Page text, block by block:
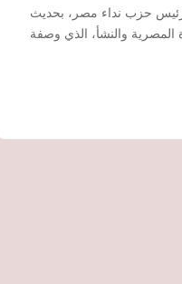
رئيس حزب نداء مصر، بحديث
والنشأ، الذي وصفة